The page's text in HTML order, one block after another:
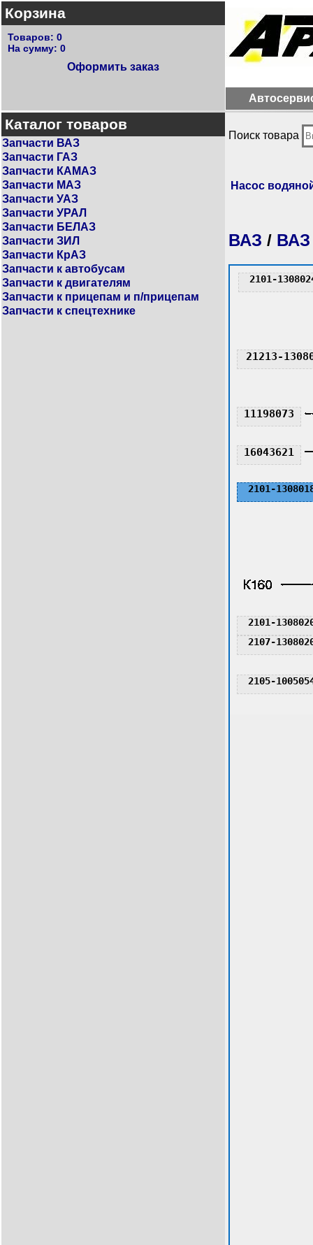
Корзина
Товаров: 0
На сумму: 0
Оформить заказ
Каталог товаров
Запчасти ВАЗ
Запчасти ГАЗ
Запчасти КАМАЗ
Запчасти МАЗ
Запчасти УАЗ
Запчасти УРАЛ
Запчасти БЕЛАЗ
Запчасти ЗИЛ
Запчасти КрАЗ
Запчасти к автобусам
Запчасти к двигателям
Запчасти к прицепам и п/прицепам
Запчасти к спецтехнике
Поиск товара
Насос
ВАЗ / ВАЗ
11198073
16043621
2101-
2101-
2101-
2105-
2107-
21213-